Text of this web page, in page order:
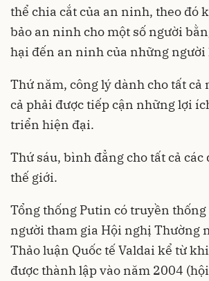
thể chia cắt của an ninh, theo đó
bảo an ninh cho một số người
hại đến an ninh của những người
Thứ năm, công lý dành cho tất cả
cả phải được tiếp cận những lợi
triển hiện đại.
Thứ sáu, bình đẳng cho tất cả các
thế giới.
Tổng thống Putin có truyền
người tham gia Hội nghị Thường
Thảo luận Quốc tế Valdai kể từ
được thành lập vào năm 2004